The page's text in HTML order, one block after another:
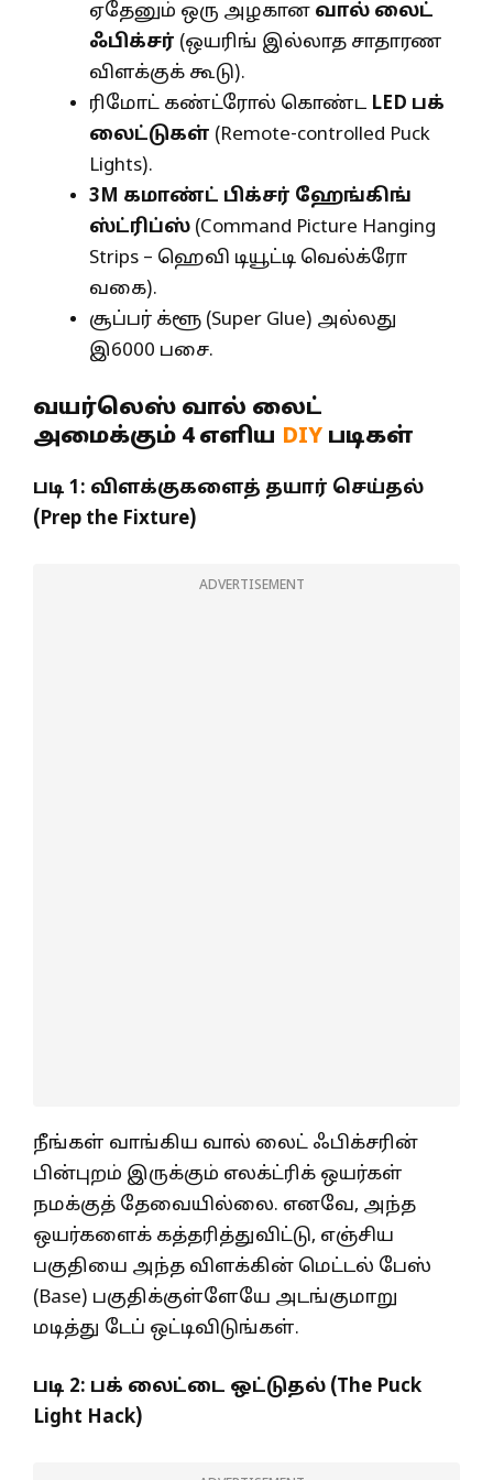
ஏதேனும் ஒரு அழகான வால் லைட்
ஃபிக்சர் (ஒயரிங் இல்லாத சாதாரண
விளக்குக் கூடு).
ரிமோட் கண்ட்ரோல் கொண்ட LED பக்
லைட்டுகள் (Remote-controlled Puck
Lights).
3M கமாண்ட் பிக்சர் ஹேங்கிங்
ஸ்ட்ரிப்ஸ் (Command Picture Hanging
Strips – ஹெவி டியூட்டி வெல்க்ரோ
வகை).
சூப்பர் க்ளூ (Super Glue) அல்லது
இ6000 பசை.
வயர்லெஸ் வால் லைட்
அமைக்கும் 4 எளிய DIY படிகள்
படி 1: விளக்குகளைத் தயார் செய்தல்
(Prep the Fixture)
ADVERTISEMENT
நீங்கள் வாங்கிய வால் லைட் ஃபிக்சரின்
பின்புறம் இருக்கும் எலக்ட்ரிக் ஒயர்கள்
நமக்குத் தேவையில்லை. எனவே, அந்த
ஒயர்களைக் கத்தரித்துவிட்டு, எஞ்சிய
பகுதியை அந்த விளக்கின் மெட்டல் பேஸ்
(Base) பகுதிக்குள்ளேயே அடங்குமாறு
மடித்து டேப் ஒட்டிவிடுங்கள்.
படி 2: பக் லைட்டை ஒட்டுதல் (The Puck
Light Hack)